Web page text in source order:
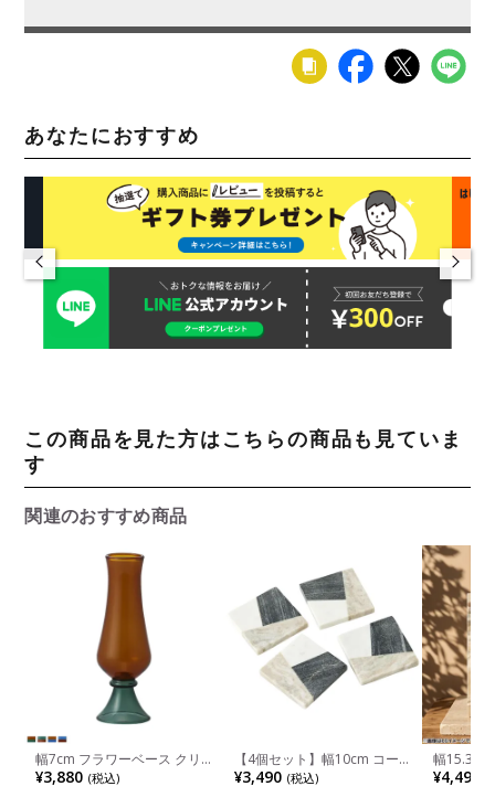
あなたにおすすめ
この商品を見た方はこちらの商品も見ていま
す
関連のおすすめ商品
幅7cm フラワーベース クリ
ア ガラス 花瓶 一輪挿し 花器
オブジェ フラワーポット 花
¥3,880 (税込)
【4個セット】幅10cm コー
スター 四角 Marble Coaster
Square 大理石 コップ敷き マ
¥3,490 (税込)
幅15.3cm
ィヴェク
ンド 写真
¥4,490